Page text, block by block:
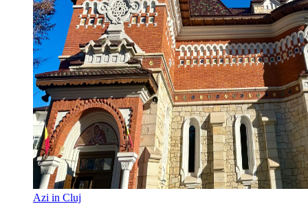
Azi in Cluj